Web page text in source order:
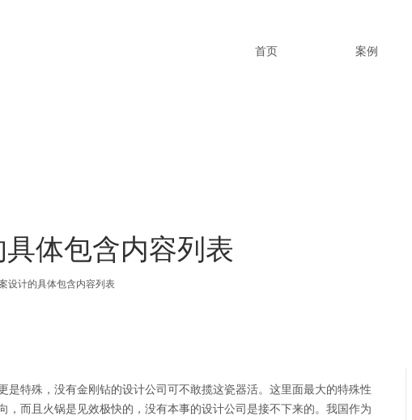
首页 案例
体包含内容列表
设计的具体包含内容列表
特殊，没有金刚钻的设计公司可不敢揽这瓷器活。这里面最大的特殊性
而且火锅是见效极快的，没有本事的设计公司是接不下来的。我国作为